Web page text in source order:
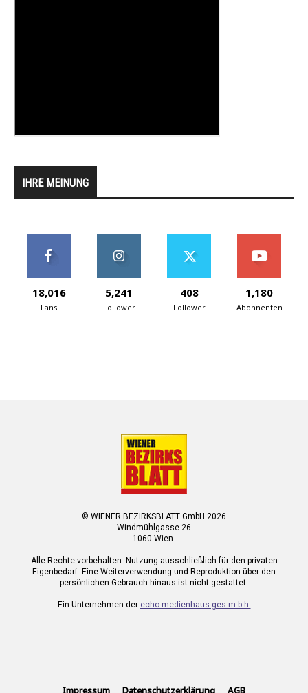
IHRE MEINUNG
18,016
Fans
5,241
Follower
408
Follower
1,180
Abonnenten
© WIENER BEZIRKSBLATT GmbH 2026
Windmühlgasse 26
1060 Wien.
Alle Rechte vorbehalten. Nutzung ausschließlich für den privaten
Eigenbedarf. Eine Weiterverwendung und Reproduktion über den
persönlichen Gebrauch hinaus ist nicht gestattet.
Ein Unternehmen der echo medienhaus ges.m.b.h.
Impressum Datenschutzerklärung AGB